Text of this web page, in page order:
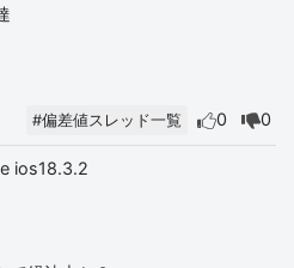
#偏差値スレッド一覧 0 0
ios18.3.2